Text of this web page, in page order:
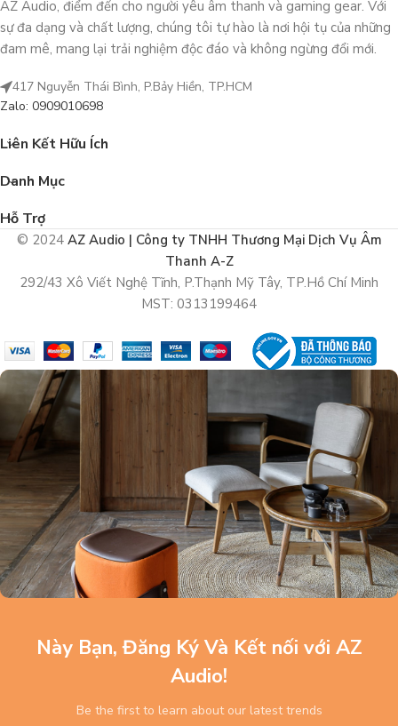
AZ Audio, điểm đến cho người yêu âm thanh và gaming gear. Với
sự đa dạng và chất lượng, chúng tôi tự hào là nơi hội tụ của những
đam mê, mang lại trải nghiệm độc đáo và không ngừng đổi mới.
417 Nguyễn Thái Bình, P.Bảy Hiền, TP.HCM
Zalo: 0909010698
Liên Kết Hữu Ích
Danh Mục
Hỗ Trợ
© 2024 AZ Audio | Công ty TNHH Thương Mại Dịch Vụ Âm
Thanh A-Z
292/43 Xô Viết Nghệ Tĩnh, P.Thạnh Mỹ Tây, TP.Hồ Chí Minh
MST: 0313199464
Này Bạn, Đăng Ký Và Kết nối với AZ
Audio!
Be the first to learn about our latest trends